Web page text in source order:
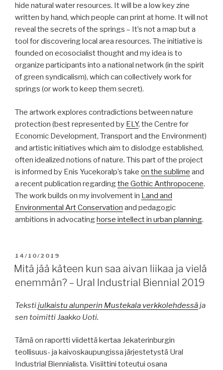
hide natural water resources. It will be a low key zine
written by hand, which people can print at home. It will not
reveal the secrets of the springs – It’s not a map but a
tool for discovering local area resources. The initiative is
founded on ecosocialist thought and my idea is to
organize participants into a national network (in the spirit
of green syndicalism), which can collectively work for
springs (or work to keep them secret).
The artwork explores contradictions between nature
protection (best represented by ELY, the Centre for
Economic Development, Transport and the Environment)
and artistic initiatives which aim to dislodge established,
often idealized notions of nature. This part of the project
is informed by Enis Yucekoralp’s take on the sublime and
a recent publication regardingthe Gothic Anthropocene.
The work builds on my involvement in Land and
Environmental Art Conservation and pedagogic
ambitions in advocatinghorse intellect in urban planning.
POSTED
ON
14/10/2019
Mitä jää käteen kun saa aivan liikaa ja vielä
enemmän? – Ural Industrial Biennial 2019
Tekstijulkaistu alunperin Mustekala verkkolehdessäja
sen toimitti Jaakko Uoti.
Tämä on raportti viidettä kertaa Jekaterinburgin
teollisuus- ja kaivoskaupungissa järjestetystä Ural
Industrial Biennialista. Visiittini toteutui osana